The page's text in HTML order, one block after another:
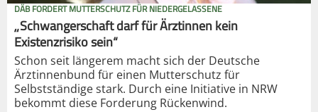
DÄB FORDERT MUTTERSCHUTZ FÜR NIEDERGELASSENE
„Schwangerschaft darf für Ärztinnen kein
Existenzrisiko sein“
Schon seit längerem macht sich der Deutsche
Ärztinnenbund für einen Mutterschutz für
Selbstständige stark. Durch eine Initiative in NRW
bekommt diese Forderung Rückenwind.